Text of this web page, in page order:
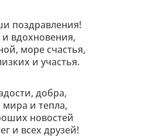
поздравления!
вдохновения,
море счастья,
и участья.
добра,
и тепла,
новостей
и всех друзей!